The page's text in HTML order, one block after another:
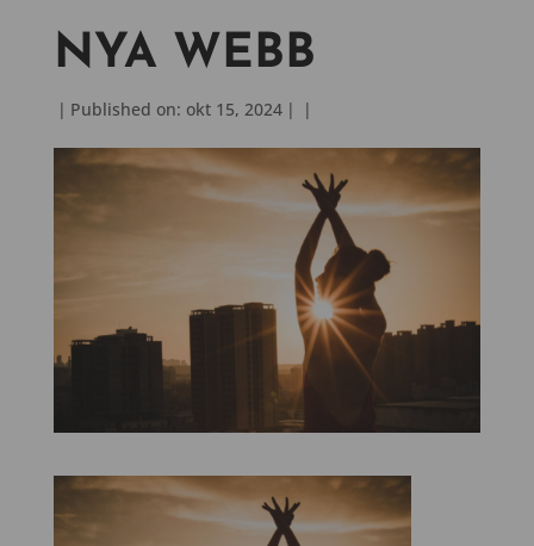
NYA WEBB
| Published on: okt 15, 2024 | |